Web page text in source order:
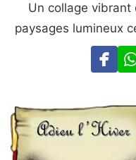
Un collage
paysages lumineux